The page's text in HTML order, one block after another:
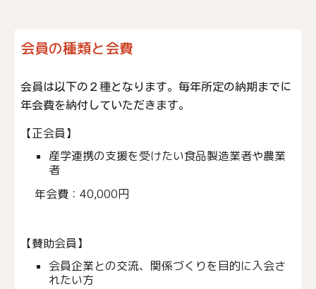
会員の種類と会費
会員は以下の２種となります。毎年所定の納期までに
年会費を納付していただきます。
【正会員】
産学連携の支援を受けたい食品製造業者や農業
者
年会費：40,000円
【賛助会員】
会員企業との交流、関係づくりを目的に入会さ
れたい方